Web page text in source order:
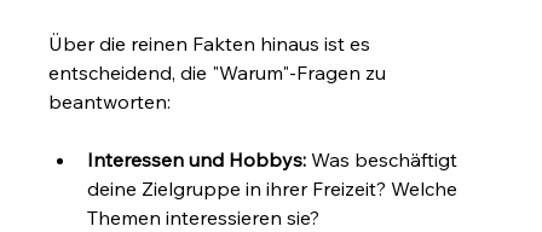
Über die reinen Fakten hinaus ist es
entscheidend, die "Warum"-Fragen zu
beantworten:
Interessen und Hobbys: Was beschäftigt
deine Zielgruppe in ihrer Freizeit? Welche
Themen interessieren sie?